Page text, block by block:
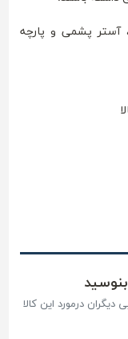
آستر پشمی و پارچه
دیگران درمورد این کالا